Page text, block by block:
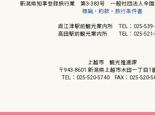
新潟県知事登録旅行業 第3-383号 一般社団法人全
標識・約款・旅行条件書
直江津駅前観光案内所 TEL：025-539-
高田駅前観光案内所 TEL：025-521-
上越市 観光推進課
〒943-8601 新潟県上越市木田一丁目1
TEL：025-520-5740
FAX：025-520-